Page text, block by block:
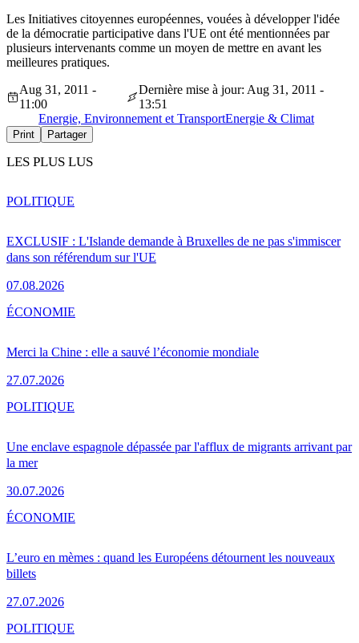
Les Initiatives citoyennes européennes, vouées à développer l'idée
de la démocratie participative dans l'UE ont été mentionnées par
plusieurs intervenants comme un moyen de mettre en avant les
meilleures pratiques.
Aug 31, 2011 -
11:00
Dernière mise à jour: Aug 31, 2011 -
13:51
Energie, Environnement et TransportEnergie & Climat
Print Partager
LES PLUS LUS
EXCLUSIF : L'Islande demande à Bruxelles de ne pas s'immiscer
dans son référendum sur l'UE
07.08.2026
POLITIQUE
Merci la Chine : elle a sauvé l’économie mondiale
27.07.2026
ÉCONOMIE
Une enclave espagnole dépassée par l'afflux de migrants arrivant par
la mer
30.07.2026
POLITIQUE
L’euro en mèmes : quand les Européens détournent les nouveaux
billets
27.07.2026
ÉCONOMIE
POLITIQUE